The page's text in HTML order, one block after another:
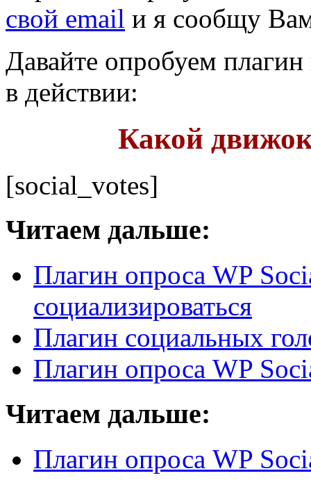
свой email и я сообщу
Давайте опробуем
в действии:
Какой
[social_votes]
Читаем дальше:
Плагин опроса WP
социализироваться
Плагин социальных
Плагин опроса WP
Читаем дальше:
Плагин опроса WP